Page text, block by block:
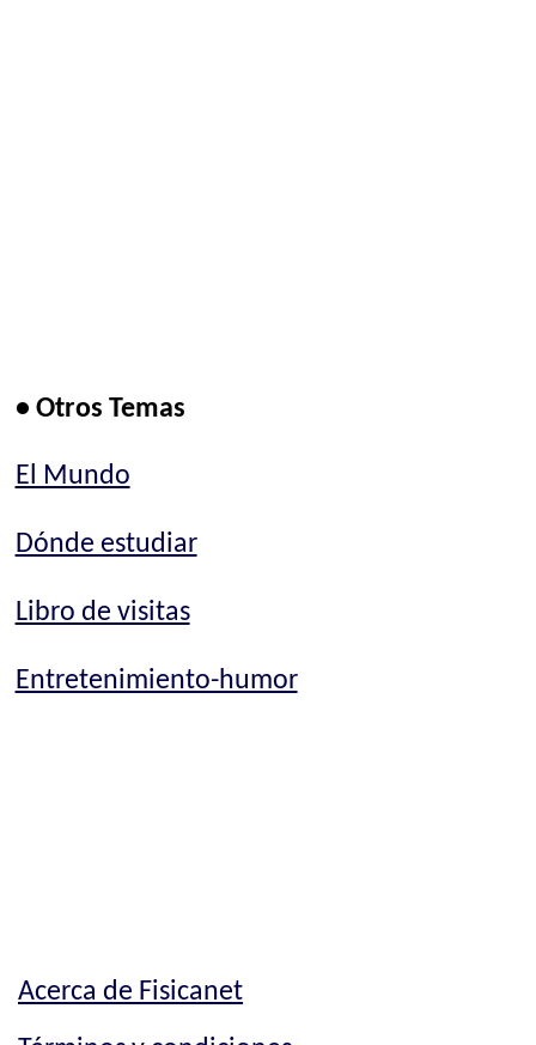
• Otros Temas
El Mundo
Dónde estudiar
Libro de visitas
Entretenimiento-humor
Acerca de Fisicanet